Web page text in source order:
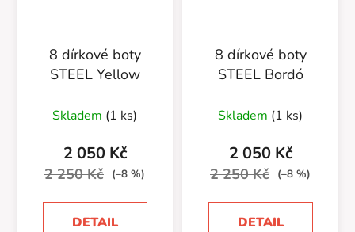
8 dírkové boty
STEEL Yellow
Skladem (1 ks)
2 050 Kč
2 250 Kč (–8 %)
DETAIL
8 dírkové boty
STEEL Bordó
Skladem (1 ks)
2 050 Kč
2 250 Kč (–8 %)
DETAIL